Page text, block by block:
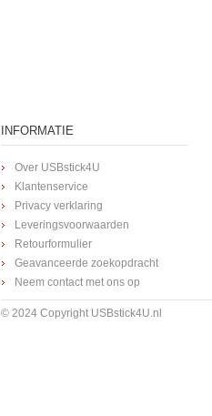
INFORMATIE
Over USBstick4U
Klantenservice
Privacy verklaring
Leveringsvoorwaarden
Retourformulier
Geavanceerde zoekopdracht
Neem contact met ons op
© 2024 Copyright USBstick4U.nl